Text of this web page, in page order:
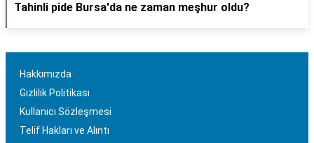
Tahinli pide Bursa'da ne zaman meşhur oldu?
Hakkımızda
Gizlilik Politikası
Kullanıcı Sözleşmesi
Telif Hakları ve Alıntı